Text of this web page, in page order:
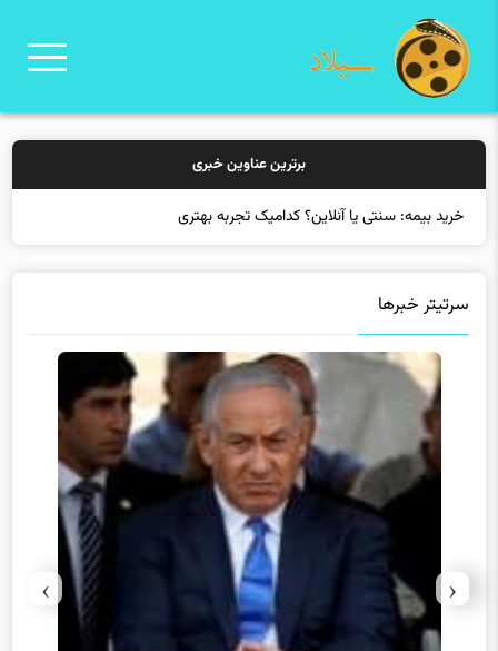
برترین عناوین خبری
خرید بیمه: سنتی یا آنلاین؟ کدامیک تجربه بهتری برای مشتر
سرتیتر خبرها
‹
›